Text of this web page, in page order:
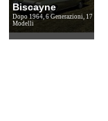
Biscayne
Dopo 1964, 6 Generazioni, 17
Modelli